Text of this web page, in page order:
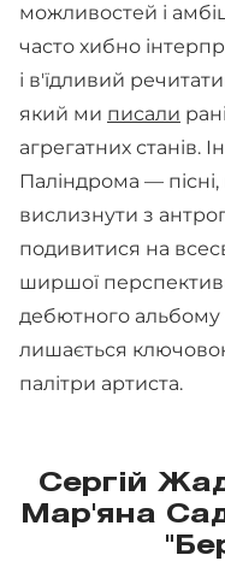
можливостей і
часто хибно
і в'їдливий
який ми писали
агрегатних станів.
Паліндрома — пісні,
вислизнути з
подивитися на
ширшої
дебютного альбому
лишається
палітри артиста.
Сергій
Мар'яна